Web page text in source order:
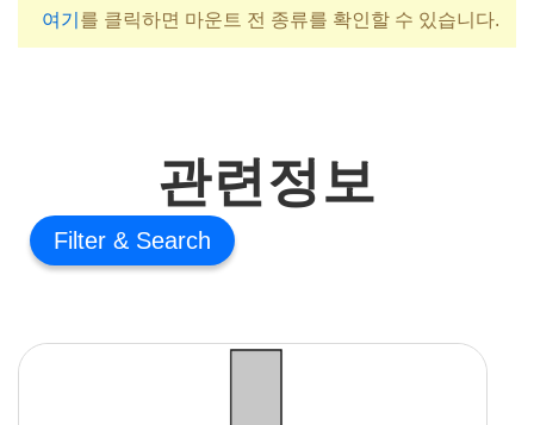
여기 를 클릭하면 마운트 전 종류를 확인할 수 있습니다.
관련정보
Filter